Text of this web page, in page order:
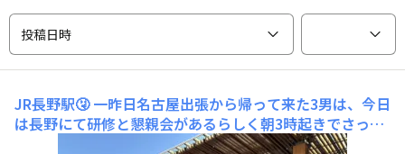
投稿日時
JR長野駅🤧 一昨日名古屋出張から帰って来た3男は、今日
は長野にて研修と懇親会があるらしく朝3時起きでさっき
到着したようです🤧💦 そして私はダウンして昨日から寝